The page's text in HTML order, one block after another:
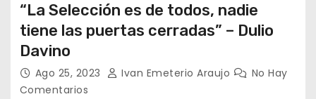
“La Selección es de todos, nadie
tiene las puertas cerradas” – Dulio
Davino
Ago 25, 2023 Ivan Emeterio Araujo
No Hay
Comentarios